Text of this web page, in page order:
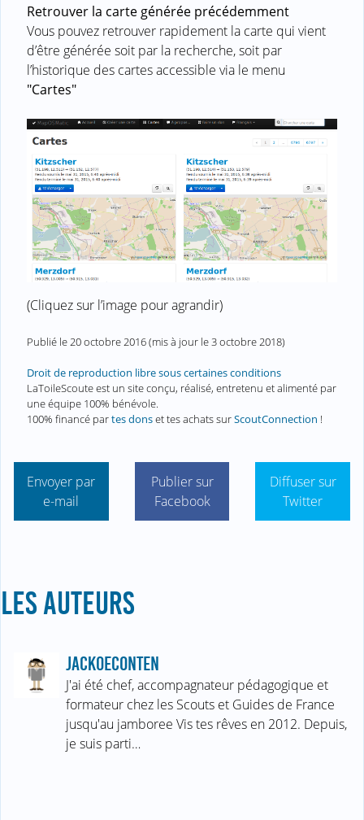
Retrouver la carte générée précédemment
Vous pouvez retrouver rapidement la carte qui vient
d’être générée soit par la recherche, soit par
l’historique des cartes accessible via le menu
"Cartes"
(Cliquez sur l’image pour agrandir)
Publié le20 octobre 2016(mis à jour le3 octobre 2018)
Droit de reproduction libre sous certaines conditions
LaToileScoute est un site conçu, réalisé, entretenu et alimenté par
une équipe 100% bénévole.
100% financé partes donset tes achats surScoutConnection !
Envoyer par
e-mail
Publier sur
Facebook
Diffuser sur
Twitter
LES AUTEURS
JACKOECONTEN
J'ai été chef, accompagnateur pédagogique et
formateur chez les Scouts et Guides de France
jusqu'au jamboree Vis tes rêves en 2012. Depuis,
je suis parti…